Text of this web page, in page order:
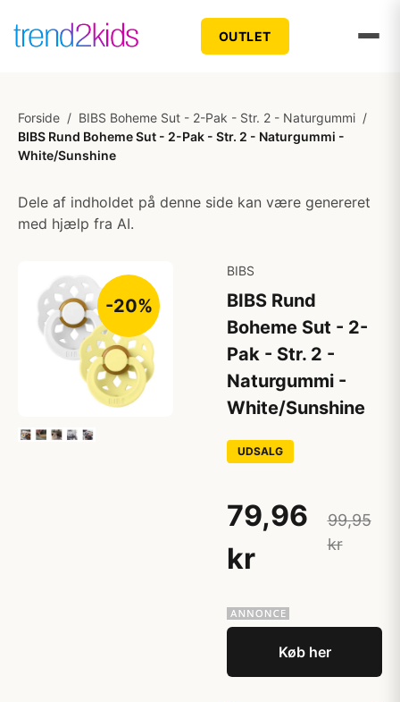
OUTLET
Forside / BIBS Boheme Sut - 2-Pak - Str. 2 - Naturgummi /
BIBS Rund Boheme Sut - 2-Pak - Str. 2 - Naturgummi -
White/Sunshine
Dele af indholdet på denne side kan være genereret
med hjælp fra AI.
-20%
BIBS
BIBS Rund
Boheme Sut - 2-
Pak - Str. 2 -
Naturgummi -
White/Sunshine
UDSALG
79,96
kr
99,95
kr
Køb her